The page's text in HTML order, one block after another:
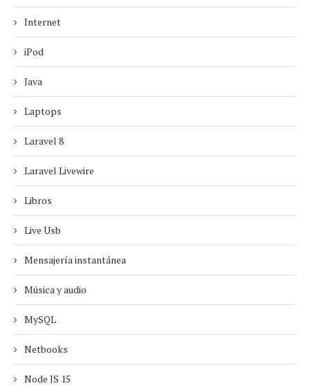
Internet
iPod
Java
Laptops
Laravel 8
Laravel Livewire
Libros
Live Usb
Mensajería instantánea
Música y audio
MySQL
Netbooks
Node JS 15